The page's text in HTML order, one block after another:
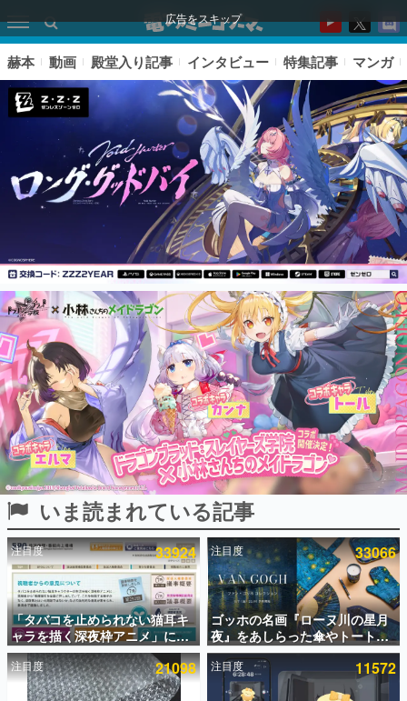
広告をスキップ
ピックアップ
電ファミのいま読まれている記事ランキング
アプリセール情報
インタビュー
連載・特集一覧
殿堂入り記事
SNS拡散数が数千以上！ ページビュー数万以上！ などな
ど。多くの人々に読まれた、電ファミ渾身の“殿堂入り”記
事をまとめました。
ゲームの企画書
名作ゲームクリエイターの方々に製作時のエピソードをお
聞きし、ヒットする企画（ゲーム）とは何か？を探ってい
きます。
赫本
この物語を解いてはいけない。『赫本』は、〈試験問題〉
の形をした短編ホラー小説集です。
赫本 動画 殿堂入り記事 インタビュー 特集記事 マンガ
いま読まれている記事
注目度 33924
「タバコを止められない猫耳キ
ャラを描く深夜枠アニメ」に視
聴者の一部から批判意見。違法
薬物の使用と思わしき描写も含
めて、BPOが議論を交わす
注目度 33066
ゴッホの名画『ローヌ川の星月
夜』をあしらった傘やトートバ
ッグなどが登場。8月7日21時よ
り2日間限定で予約販売
注目度 21098 注目度 11572